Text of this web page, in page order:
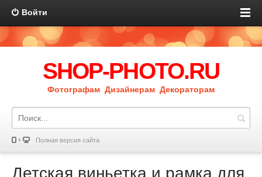
Войти
SHOP-PHOTO.RU
Фотографам Дизайнерам Декораторам
Полная версия сайта
Детская виньетка и рамка для